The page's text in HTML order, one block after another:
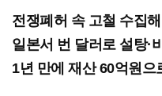
전쟁폐허 속 고철 수집
일본서 번 달러로 설탕·
1년 만에 재산 60억원으